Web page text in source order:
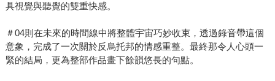
具視覺與聽覺的雙重快感。
＃04則在未來的時間線中將整體宇宙巧妙收束，透過錄音帶這個
意象，完成了一次關於反烏托邦的情感重整。最終那令人心頭一
緊的結局，更為整部作品畫下餘韻悠長的句點。